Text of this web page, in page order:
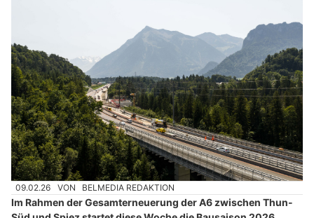
09.02.26 VON BELMEDIA REDAKTION
Im Rahmen der Gesamterneuerung der A6 zwischen Thun-